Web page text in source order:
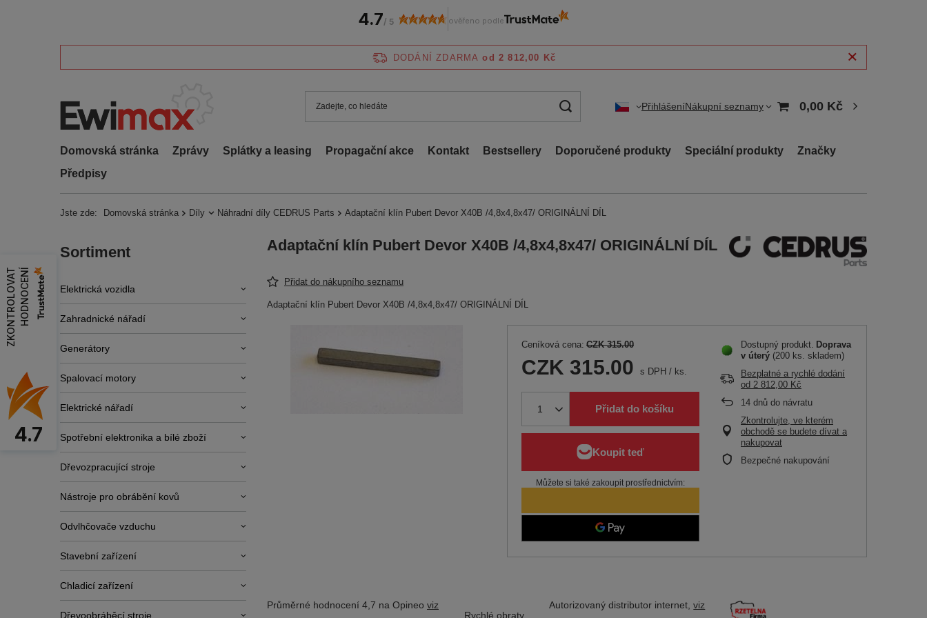
DODÁNÍ ZDARMA od 2 812,00 Kč
PřihlášeníNákupní seznamy 0,00 Kč
Domovská stránka Zprávy Splátky a leasing Propagační akce Kontakt Bestsellery Doporučené produkty Speciální produkty
Značky
Předpisy
Jste zde: Domovská stránka Díly Náhradní díly CEDRUS Parts Adaptační klín Pubert Devor X40B /4,8x4,8x47/ ORIGINÁLNÍ DÍL
Sortiment
Elektrická vozidla
Zahradnické nářadí
Generátory
Spalovací motory
Elektrické nářadí
Spotřební elektronika a bílé zboží
Dřevozpracující stroje
Nástroje pro obrábění kovů
Odvlhčovače vzduchu
Stavební zařízení
Chladicí zařízení
Dřevoobráběcí stroje
Adaptační klín Pubert Devor X40B /4,8x4,8x47/ ORIGINÁLNÍ DÍL
Přidat do nákupního seznamu
Adaptační klín Pubert Devor X40B /4,8x4,8x47/ ORIGINÁLNÍ DÍL
Ceníková cena: CZK 315.00
CZK 315.00 s DPH / ks.
Přidat do košíku
Můžete si také zakoupit prostřednictvím:
Dostupný produkt Doprava
v úterý (200 ks. skladem)
Bezplatné a rychlé dodání
od 2 812,00 Kč
14 dnů do návratu
Zkontrolujte, ve kterém
obchodě se budete dívat a
nakupovat
Bezpečné nakupování
Průměrné hodnocení 4,7 na Opineo viz
Rychlé obraty
Autorizovaný distributor internet,viz
4.7/ 5 ověřeno podle
Z
K
O
N
T
R
O
L
O
V
A
T
H
O
D
N
O
C
E
NÍ
4.7